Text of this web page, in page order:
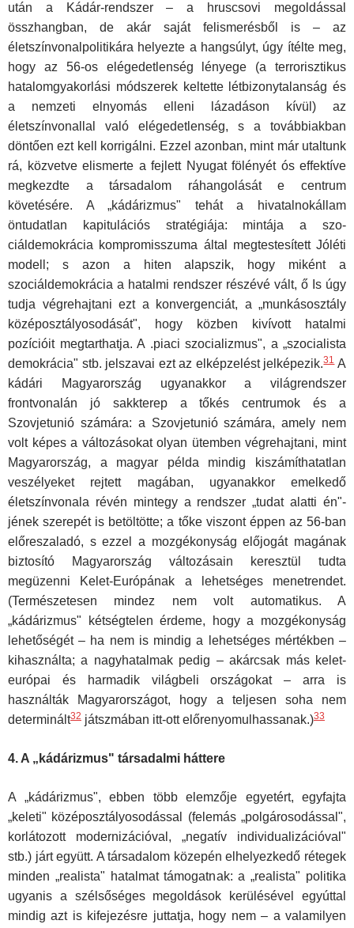
után a Kádár-rendszer – a hruscsovi megoldással
összhangban, de akár saját felismerésből is – az
életszínvonalpolitikára helyezte a hangsúlyt, úgy ítélte meg,
hogy az 56-os elégedetlenség lényege (a terrorisztikus
hatalomgyakorlási módszerek keltette létbizonytalanság és
a nemzeti elnyomás elleni lázadáson kívül) az
életszínvonallal való elégedetlenség, s a továb­biakban
döntően ezt kell korrigálni. Ezzel azonban, mint már utaltunk
rá, közvetve elismerte a fejlett Nyugat fölényét ós effektíve
megkezdte a tár­sadalom ráhangolását e centrum
követésére. A „kádárizmus" tehát a hivatalnokállam
öntudatlan kapitulációs stratégiája: mintája a szo­
ciáldemokrácia kompromisszuma által megtestesített Jóléti
modell; s azon a hiten alapszik, hogy miként a
szociáldemokrácia a hatalmi rendszer részévé vált, ő Is úgy
tudja végrehajtani ezt a konvergen­ciát, a „munkásosztály
középosztályosodását", hogy közben kiví­vott hatalmi
pozícióit megtarthatja. A .piaci szocializmus", a „szocia­lista
demokrácia" stb. jelszavai ezt az elképzelést jelképezik.31A
kádári Magyarország ugyanakkor a világrendszer
frontvonalán jó sakkterep a tőkés centrumok és a
Szovjetunió számára: a Szovjetunió számára, amely nem
volt képes a változásokat olyan ütemben végrehajtani, mint
Magyarország, a magyar példa mindig kiszámíthatatlan
veszélyeket rej­tett magában, ugyanakkor emelkedő
életszínvonala révén mintegy a rendszer „tudat alatti én"-
jének szerepét is betöltötte; a tőke viszont ép­pen az 56-ban
előreszaladó, s ezzel a mozgékonyság előjogát magának
biztosító Magyarország változásain keresztül tudta
megüzenni Kelet-Eu­rópának a lehetséges menetrendet.
(Természetesen mindez nem volt automatikus. A
„kádárizmus" kétségtelen érdeme, hogy a mozgékony­ság
lehetőségét – ha nem is mindig a lehetséges mértékben –
kihasz­nálta; a nagyhatalmak pedig – akárcsak más kelet-
európai és harmadik világbeli országokat – arra is
használták Magyarországot, hogy a teljesen soha nem
determinált32 játszmában itt-ott előrenyomulhassanak.)33
4. A „kádárizmus" társadalmi háttere
A „kádárizmus", ebben több elemzője egyetért, egyfajta
„keleti" közép­osztályosodással (felemás „polgárosodással",
korlátozott modernizációval, „negatív individualizációval"
stb.) járt együtt. A társadalom közepén elhe­lyezkedő rétegek
minden „realista" hatalmat támogatnak: a „realista" po­litika
ugyanis a szélsőséges megoldások kerülésével egyúttal
mindig azt is kifejezésre juttatja, hogy nem – a valamilyen